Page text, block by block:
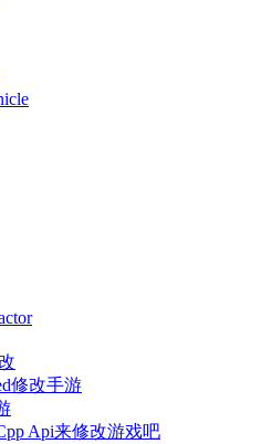
修改手游
Api来修改游戏吧